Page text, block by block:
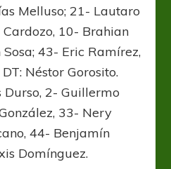
Melluso; 21- Lautaro
10- Brahian
43- Eric Ramírez,
Néstor Gorosito.
Durso, 2- Guillermo
33- Nery
44- Benjamín
Domínguez.